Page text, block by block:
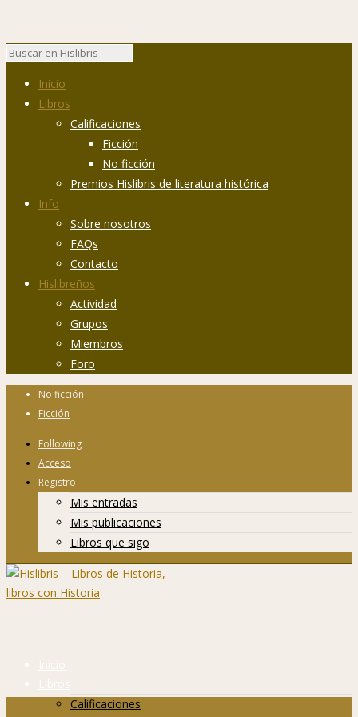
Inicio
Libros
Calificaciones
Ficción
No ficción
Premios Hislibris de literatura histórica
Info
Sobre nosotros
FAQs
Contacto
Hislibreños
Actividad
Grupos
Miembros
Foro
No ficción
Ficción
Following
Acceso
Registro
Mis entradas
Mis publicaciones
Libros que sigo
Inicio
Libros
Calificaciones